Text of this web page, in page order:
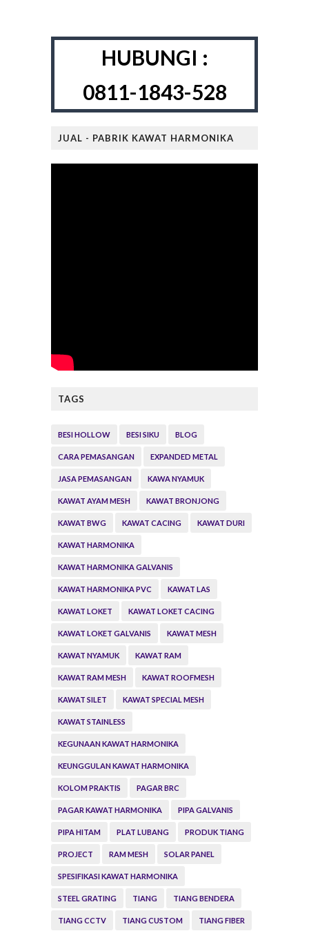
HUBUNGI :
0811-1843-528
JUAL - PABRIK KAWAT HARMONIKA
TAGS
BESI HOLLOW BESI SIKU BLOG
CARA PEMASANGAN EXPANDED METAL
JASA PEMASANGAN KAWA NYAMUK
KAWAT AYAM MESH KAWAT BRONJONG
KAWAT BWG KAWAT CACING KAWAT DURI
KAWAT HARMONIKA
KAWAT HARMONIKA GALVANIS
KAWAT HARMONIKA PVC KAWAT LAS
KAWAT LOKET KAWAT LOKET CACING
KAWAT LOKET GALVANIS KAWAT MESH
KAWAT NYAMUK KAWAT RAM
KAWAT RAM MESH KAWAT ROOFMESH
KAWAT SILET KAWAT SPECIAL MESH
KAWAT STAINLESS
KEGUNAAN KAWAT HARMONIKA
KEUNGGULAN KAWAT HARMONIKA
KOLOM PRAKTIS PAGAR BRC
PAGAR KAWAT HARMONIKA PIPA GALVANIS
PIPA HITAM PLAT LUBANG PRODUK TIANG
PROJECT RAM MESH SOLAR PANEL
SPESIFIKASI KAWAT HARMONIKA
STEEL GRATING TIANG TIANG BENDERA
TIANG CCTV TIANG CUSTOM TIANG FIBER